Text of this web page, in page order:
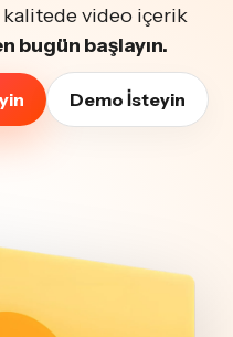
kalitede video içerik
bugün başlayın.
Demo İsteyin